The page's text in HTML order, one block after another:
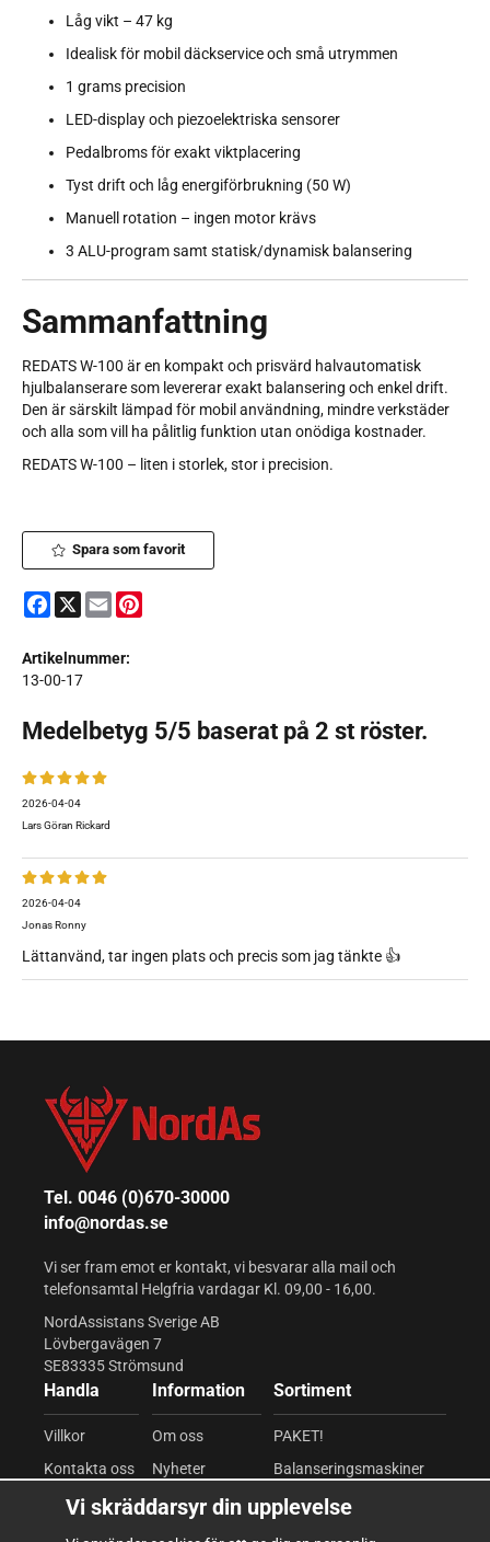
Låg vikt – 47 kg
Idealisk för mobil däckservice och små utrymmen
1 grams precision
LED-display och piezoelektriska sensorer
Pedalbroms för exakt viktplacering
Tyst drift och låg energiförbrukning (50 W)
Manuell rotation – ingen motor krävs
3 ALU-program samt statisk/dynamisk balansering
Sammanfattning
REDATS W-100 är en kompakt och prisvärd halvautomatisk
hjulbalanserare som levererar exakt balansering och enkel drift.
Den är särskilt lämpad för mobil användning, mindre verkstäder
och alla som vill ha pålitlig funktion utan onödiga kostnader.
REDATS W-100 – liten i storlek, stor i precision.
Spara som favorit
Facebook
X Email
Artikelnummer:
13-00-17
Medelbetyg 5/5 baserat på 2 st röster.
2026-04-04
Lars Göran Rickard
2026-04-04
Jonas Ronny
Lättanvänd, tar ingen plats och precis som jag tänkte 👍
Tel. 0046 (0)670-30000
info@nordas.se
Vi ser fram emot er kontakt, vi besvarar alla mail och
telefonsamtal Helgfria vardagar Kl. 09,00 - 16,00.
NordAssistans Sverige AB
Lövbergavägen 7
SE83335 Strömsund
Handla
Villkor
Kontakta oss
Mina favoriter
Logga in
Information
Om oss
Nyheter
Om cookies
Integritetspolicy
Sortiment
PAKET!
Balanseringsmaskiner
Däckomläggare
Fordonslyftar
Vi skräddarsyr din upplevelse